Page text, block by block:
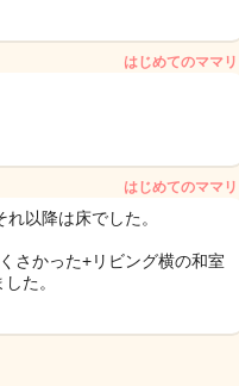
はじめてのママリ
はじめてのママリ
以降は床でした。
さかった+リビング横の和室
た。